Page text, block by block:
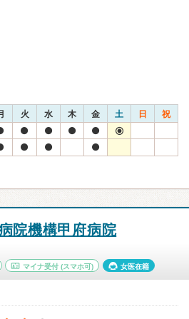
火 水 木 金 土 日 祝
院機構甲府病院
マイナ受付 (スマホ可) 女医在籍